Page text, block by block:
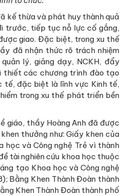
kế thừa và phát huy thành quả
trước, tiếp tục nỗ lực cố gắng,
giao. Đặc biệt, trong xu thế
đã nhận thức rõ trách nhiệm
lý, giảng dạy, NCKH, đẩy
thiết các chương trình đào tạo
tế, đặc biệt là lĩnh vực Kinh tế,
trong xu thế phát triển bền
giáo, thầy Hoàng Anh đã được
thưởng như: Giấy khen của
học và Công nghệ Trẻ vì thành
tài nghiên cứu khoa học thuộc
tạo Khoa học và Công nghệ
Bằng Khen Thành Đoàn thành
Khen Thành Đoàn thành phố